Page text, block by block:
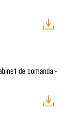
de comanda -